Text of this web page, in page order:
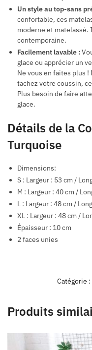
Un style au top-sans
confortable, ces
moderne et matelassé.
contemporaine.
Facilement lavable :
glace ou apprécier un
Ne vous en faites plus
tachez votre coussin,
Plus besoin de faire
glace.
Détails de la
Turquoise
Dimensions:
S : Largeur : 53 cm /
M : Largeur : 40 cm /
L : Largeur : 48 cm /
XL : Largeur : 48 cm /
Épaisseur : 10 cm
2 faces unies
Catégorie :
Produits